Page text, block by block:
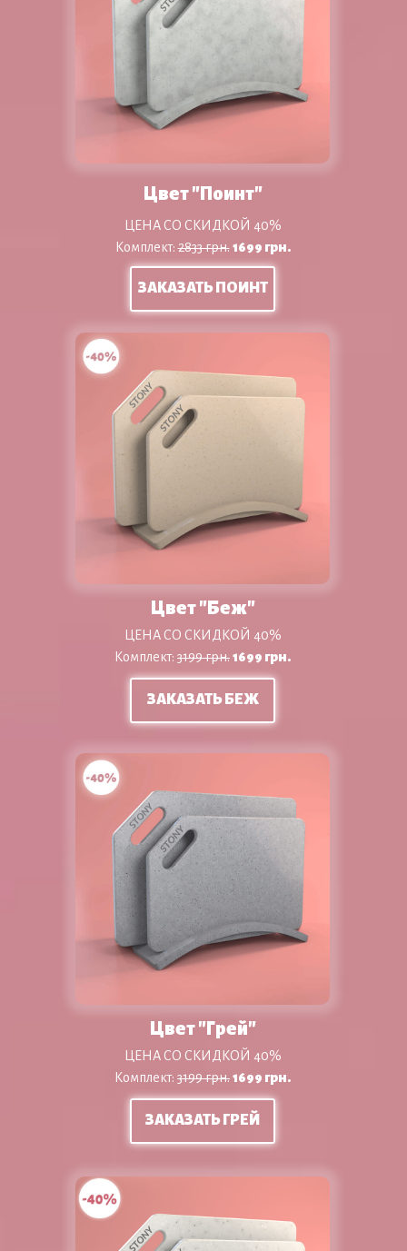
Цвет "Поинт"
ЦЕНА СО СКИДКОЙ 40%
Комплект:2833 грн. 1699 грн.
ЗАКАЗАТЬ ПОИНТ
Цвет "Беж"
ЦЕНА СО СКИДКОЙ 40%
Комплект: 3199 грн.1699 грн.
ЗАКАЗАТЬ БЕЖ
Цвет "Грей"
ЦЕНА СО СКИДКОЙ 40%
Комплект: 3199 грн.1699 грн.
ЗАКАЗАТЬ ГРЕЙ